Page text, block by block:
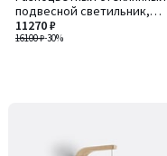
подвесной светильник,
диаметр 37,8 см, SORELLE /
СОРЕЛЛ
16100 ₽-30%
11270 ₽